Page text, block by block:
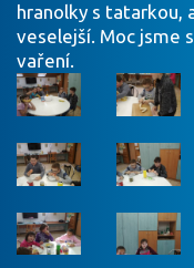
hranolky s tatarkou,
veselejší. Moc jsme
vaření.